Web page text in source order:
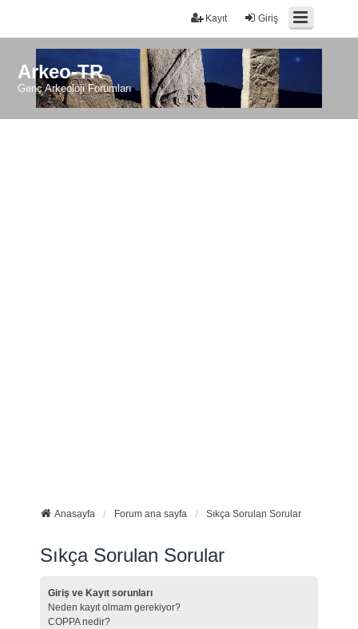
Giriş
Kayıt
Arkeo-TR
Genç Arkeoloji Forumları
Anasayfa Forum ana sayfa Sıkça Sorulan Sorular
Sıkça Sorulan Sorular
Giriş ve Kayıt sorunları
Neden kayıt olmam gerekiyor?
COPPA nedir?